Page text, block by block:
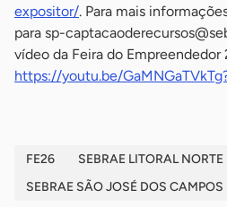
expositor/. Para mais
para sp-
vídeo da Feira do Empreendedor
https://youtu.be/
FE26
SEBRAE LITORAL NORTE
SEBRAE SÃO JOSÉ DOS CAMPOS